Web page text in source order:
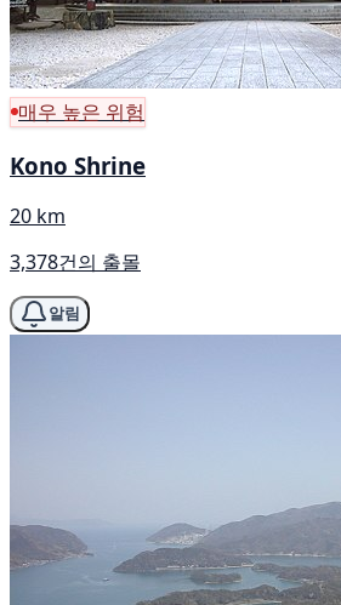
매우 높은 위험
Kono Shrine
20 km
3,378건의 출몰
알림